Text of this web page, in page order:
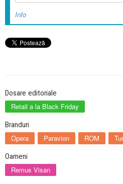
Info
Dosare editoriale
Retail a la Black Friday
Branduri
Opera Paravion ROM
Oameni
Remus Visan